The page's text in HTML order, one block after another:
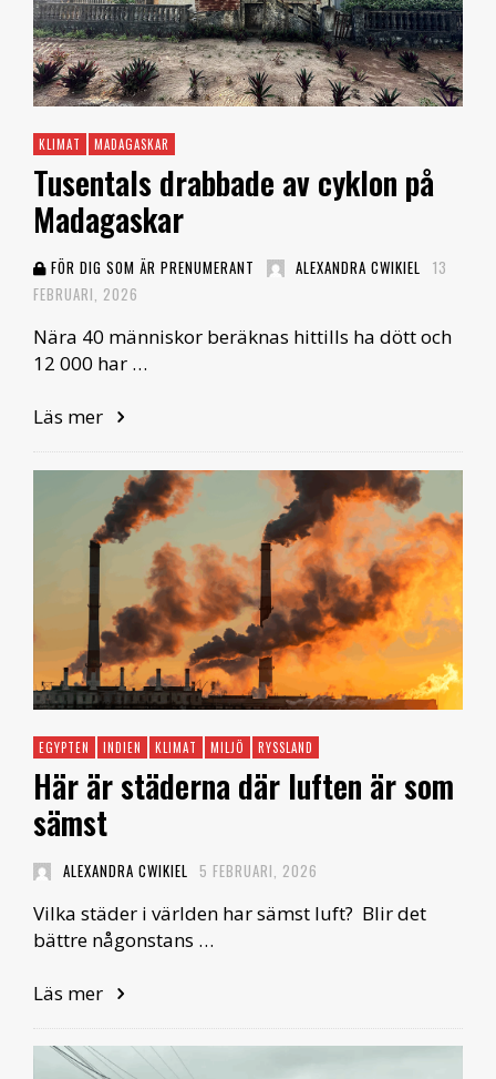
KLIMAT MADAGASKAR
Tusentals drabbade av cyklon på
Madagaskar
FÖR DIG SOM ÄR PRENUMERANT ALEXANDRA CWIKIEL 13
FEBRUARI, 2026
Nära 40 människor beräknas hittills ha dött och
12 000 har …
Läs mer
EGYPTEN INDIEN KLIMAT MILJÖ RYSSLAND
Här är städerna där luften är som
sämst
ALEXANDRA CWIKIEL 5 FEBRUARI, 2026
Vilka städer i världen har sämst luft? Blir det
bättre någonstans …
Läs mer